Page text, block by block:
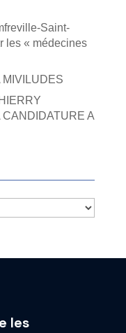
Saint-
les « médecines
MIVILUDES
A
les